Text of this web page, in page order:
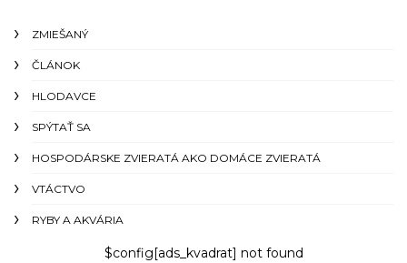
ZMIEŠANÝ
ČLÁNOK
HLODAVCE
SPÝTAŤ SA
HOSPODÁRSKE ZVIERATÁ AKO DOMÁCE ZVIERATÁ
VTÁCTVO
RYBY A AKVÁRIA
$config[ads_kvadrat] not found